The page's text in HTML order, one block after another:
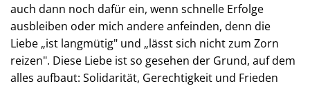
auch dann noch dafür ein, wenn schnelle Erfolge
ausbleiben oder mich andere anfeinden, denn die
Liebe „ist langmütig" und „lässt sich nicht zum Zorn
reizen". Diese Liebe ist so gesehen der Grund, auf dem
alles aufbaut: Solidarität, Gerechtigkeit und Frieden